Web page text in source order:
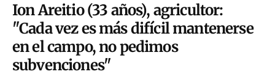
Ion Areitio (33 años), agricultor:
"Cada vez es más difícil mantenerse
en el campo, no pedimos
subvenciones"